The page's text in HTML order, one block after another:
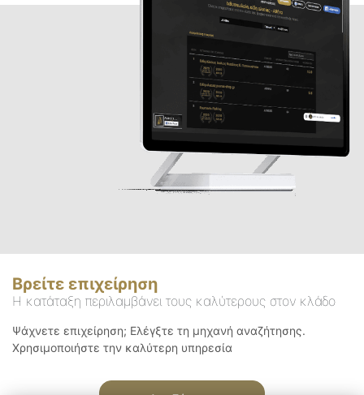
Βρείτε επιχείρηση
Η κατάταξη περιλαμβάνει τους καλύτερους στον κλάδο
Ψάχνετε επιχείρηση; Ελέγξτε τη μηχανή αναζήτησης.
Χρησιμοποιήστε την καλύτερη υπηρεσία